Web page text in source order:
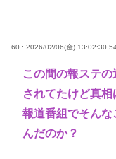
60 : 2026/02/06(金)
この間の報ステ
されてたけど真
報道番組でそん
んだのか？